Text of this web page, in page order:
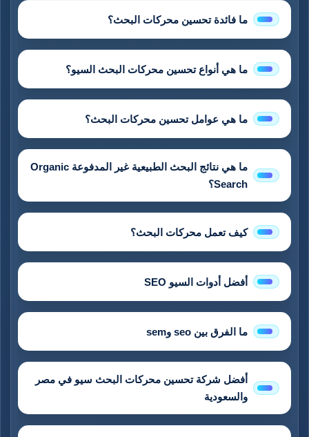
ما فائدة تحسين محركات البحث؟
ما هي أنواع تحسين محركات البحث السيو؟
ما هي عوامل تحسين محركات البحث؟
ما هي نتائج البحث الطبيعية غير المدفوعة Organic
Search؟
كيف تعمل محركات البحث؟
أفضل أدوات السيو SEO
ما الفرق بين seo وsem
أفضل شركة تحسين محركات البحث سيو في مصر
والسعودية